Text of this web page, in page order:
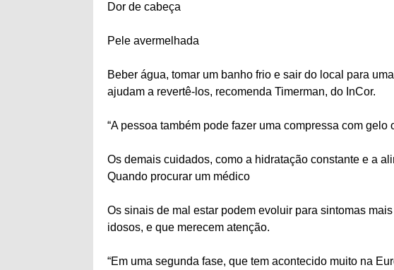
Dor de cabeça
Pele avermelhada
Beber água, tomar um banho frio e sair do local para
ajudam a revertê-los, recomenda Timerman, do InCor.
“A pessoa também pode fazer uma compressa com gelo
Os demais cuidados, como a hidratação constante e a
Quando procurar um médico
Os sinais de mal estar podem evoluir para sintomas
idosos, e que merecem atenção.
“Em uma segunda fase, que tem acontecido muito na